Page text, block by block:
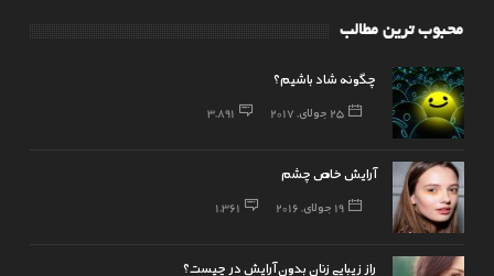
محبوب ترین مطالب
چگونه شاد باشیم؟
25 جولای, 2017 3,891
آرایش خاص چشم
19 جولای, 2016 1,361
راز زیبایی زنان بدون آرایش در چیست؟